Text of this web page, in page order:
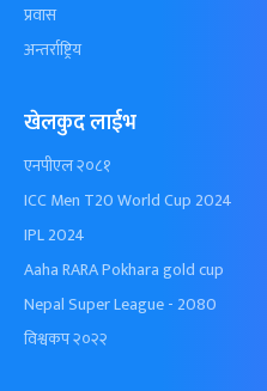
प्रवास
अन्तर्राष्ट्रिय
खेलकुद लाईभ
एनपीएल २०८१
ICC Men T20 World Cup 2024
IPL 2024
Aaha RARA Pokhara gold cup
Nepal Super League - 2080
विश्वकप २०२२